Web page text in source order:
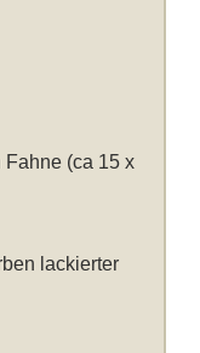
Fahne (ca 15 x
lackierter